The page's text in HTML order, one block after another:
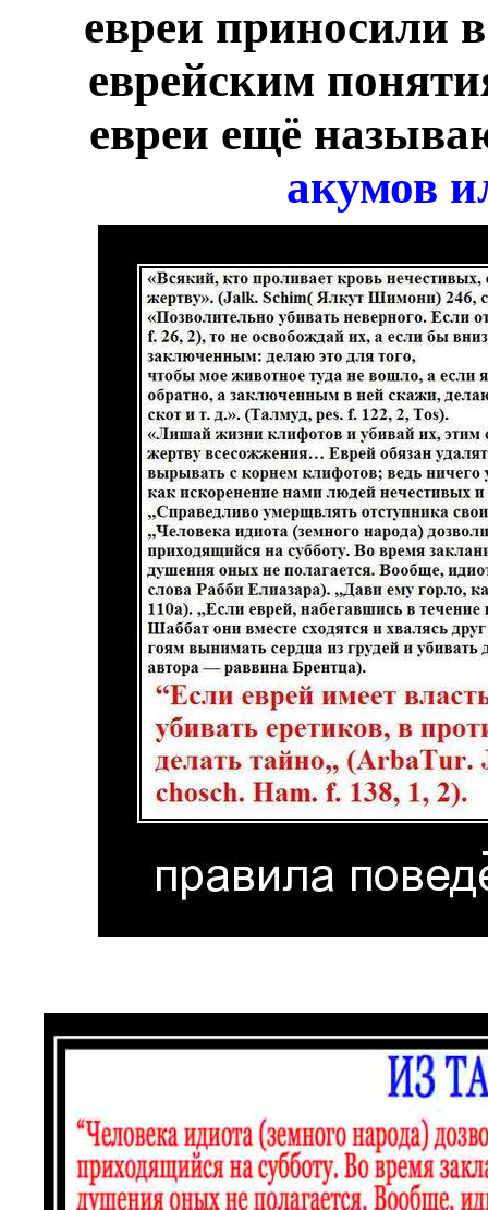
евреи приносили
еврейским
евреи ещё
акумов